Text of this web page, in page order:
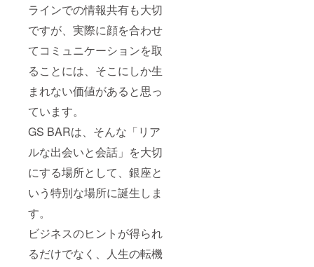
ラインでの情報共有も大切
ですが、実際に顔を合わせ
てコミュニケーションを取
ることには、そこにしか生
まれない価値があると思っ
ています。
GS BARは、そんな「リア
ルな出会いと会話」を大切
にする場所として、銀座と
いう特別な場所に誕生しま
す。
ビジネスのヒントが得られ
るだけでなく、人生の転機